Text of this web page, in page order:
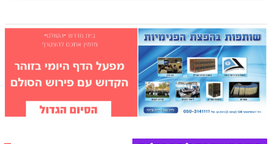
ספר הזוהר הקדוש כי תשא השקפה
ספר הזוהר הקדוש כי תשא מתקדמים
ספר הזוהר הקדוש ויקהל השקפה
ספר הזוהר הקדוש ויקהל מתקדמים
ספר הזוהר הקדוש פיקודי מתחילים
ספר הזוהר הקדוש פיקודי מתקדמים